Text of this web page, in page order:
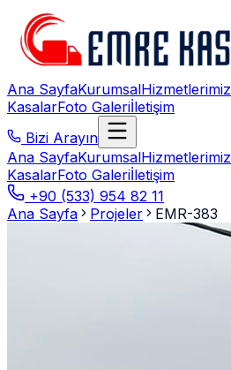
Ana SayfaKurumsalHizmetlerimiz
KasalarFoto Galeriİletişim
Bizi Arayın
Ana SayfaKurumsalHizmetlerimiz
KasalarFoto Galeriİletişim
+90 (533) 954 82 11
Ana Sayfa
Projeler EMR-383